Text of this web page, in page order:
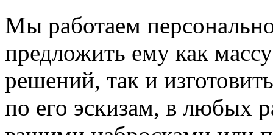
Мы работаем
предложить ему как
решений, так и
по его эскизам, в любых